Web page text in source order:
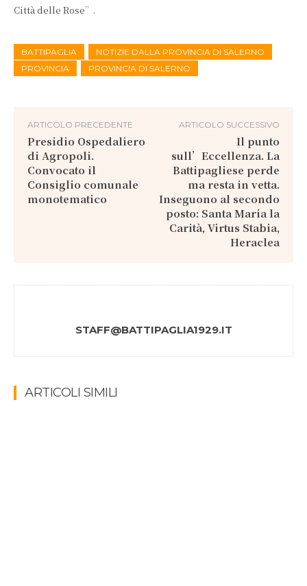
Città delle Rose”.
BATTIPAGLIA
NOTIZIE DALLA PROVINCIA DI SALERNO
PROVINCIA
PROVINCIA DI SALERNO
ARTICOLO PRECEDENTE
Presidio Ospedaliero
di Agropoli.
Convocato il
Consiglio comunale
monotematico
ARTICOLO SUCCESSIVO
Il punto
sull’Eccellenza. La
Battipagliese perde
ma resta in vetta.
Inseguono al secondo
posto: Santa Maria la
Carità, Virtus Stabia,
Heraclea
STAFF@BATTIPAGLIA1929.IT
ARTICOLI SIMILI